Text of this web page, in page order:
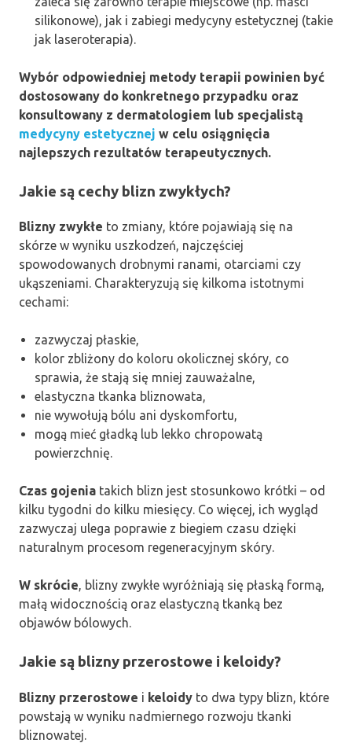
silikonowe), jak i zabiegi medycyny estetycznej (takie
jak laseroterapia).
Wybór odpowiedniej metody terapii powinien być
dostosowany do konkretnego przypadku oraz
konsultowany z dermatologiem lub specjalistą
medycyny estetycznej w celu osiągnięcia
najlepszych rezultatów terapeutycznych.
Jakie są cechy blizn zwykłych?
Blizny zwykłe to zmiany, które pojawiają się na
skórze w wyniku uszkodzeń, najczęściej
spowodowanych drobnymi ranami, otarciami czy
ukąszeniami. Charakteryzują się kilkoma istotnymi
cechami:
zazwyczaj płaskie,
kolor zbliżony do koloru okolicznej skóry, co
sprawia, że stają się mniej zauważalne,
elastyczna tkanka bliznowata,
nie wywołują bólu ani dyskomfortu,
mogą mieć gładką lub lekko chropowatą
powierzchnię.
Czas gojenia takich blizn jest stosunkowo krótki – od
kilku tygodni do kilku miesięcy. Co więcej, ich wygląd
zazwyczaj ulega poprawie z biegiem czasu dzięki
naturalnym procesom regeneracyjnym skóry.
W skrócie, blizny zwykłe wyróżniają się płaską formą,
małą widocznością oraz elastyczną tkanką bez
objawów bólowych.
Jakie są blizny przerostowe i keloidy?
Blizny przerostowe i keloidy to dwa typy blizn, które
powstają w wyniku nadmiernego rozwoju tkanki
bliznowatej.